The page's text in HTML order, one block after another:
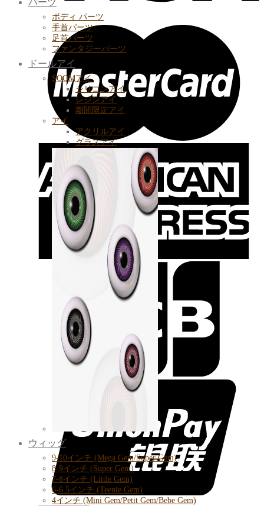
パーツ
ボディ パーツ
手首パーツ
足首パーツ
ファンタジーパーツ
ドールアイ
SOOMアイ
シリコンアイ
レジンアイ
期間限定アイ
アイ
アクリルアイ
グラスアイ
ウィッグ
9-10インチ (Mega Gem/Super Gem)
8-9インチ (Super Gem)
7-8インチ (Little Gem)
6-6.5インチ (Teenie Gem)
4インチ (Mini Gem/Petit Gem/Bebe Gem)